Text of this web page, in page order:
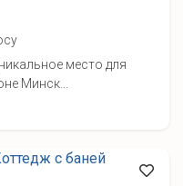
место для
Минск...